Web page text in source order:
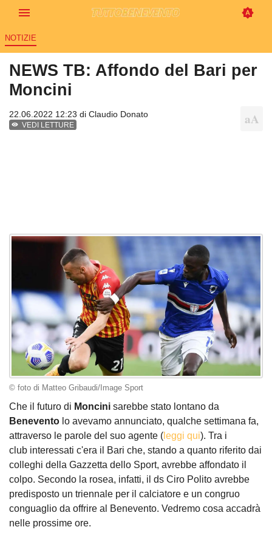
NOTIZIE
NEWS TB: Affondo del Bari per
Moncini
22.06.2022 12:23 di Claudio Donato
VEDI LETTURE
© foto di Matteo Gribaudi/Image Sport
Che il futuro di Moncini sarebbe stato lontano da
Benevento lo avevamo annunciato, qualche settimana fa,
attraverso le parole del suo agente ( leggi qui). Tra i
club interessati c'era il Bari che, stando a quanto riferito dai
colleghi della Gazzetta dello Sport, avrebbe affondato il
colpo. Secondo la rosea, infatti, il ds Ciro Polito avrebbe
predisposto un triennale per il calciatore e un congruo
conguaglio da offrire al Benevento. Vedremo cosa accadrà
nelle prossime ore.